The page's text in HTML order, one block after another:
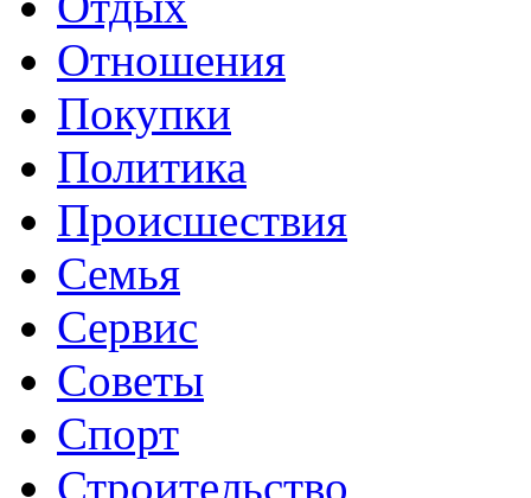
Отношения
Покупки
Политика
Происшествия
Семья
Сервис
Советы
Спорт
Строительство